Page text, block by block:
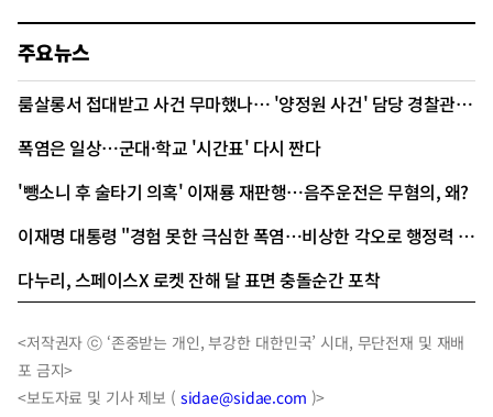
주요뉴스
룸살롱서 접대받고 사건 무마했나… '양정원 사건' 담당 경찰관 구속
폭염은 일상…군대·학교 '시간표' 다시 짠다
'뺑소니 후 술타기 의혹' 이재룡 재판행…음주운전은 무혐의, 왜?
이재명 대통령 "경험 못한 극심한 폭염…비상한 각오로 행정력 총동원"
다누리, 스페이스X 로켓 잔해 달 표면 충돌순간 포착
<저작권자 ⓒ ‘존중받는 개인, 부강한 대한민국’ 시대, 무단전재 및 재배
포 금지>
<보도자료 및 기사 제보 ( sidae@sidae.com )>